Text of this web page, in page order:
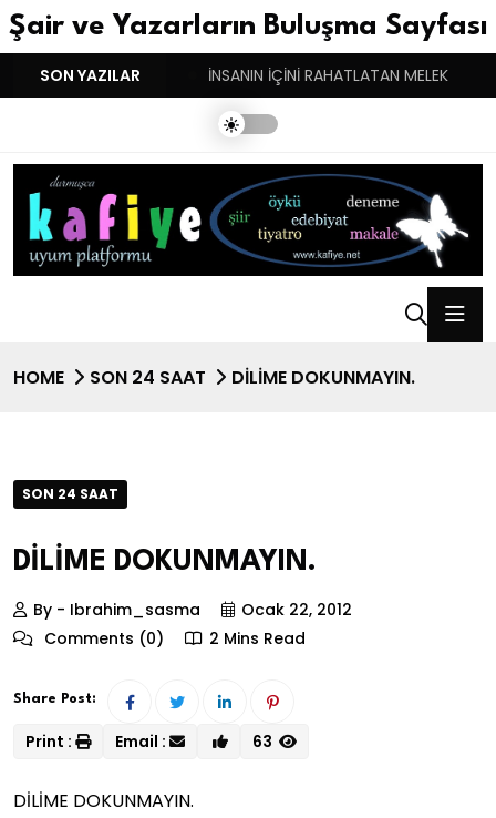
Şair ve Yazarların Buluşma Sayfası
SON YAZILAR
BASARINDIR! İNSANIN İÇİNİ RAHATLATAN MELEK
HOME SON 24 SAAT DİLİME DOKUNMAYIN.
SON 24 SAAT
DİLİME DOKUNMAYIN.
By - Ibrahim_sasma
Ocak 22, 2012
Comments (0)
2 Mins Read
Share Post:
Print : Email : 63
DİLİME DOKUNMAYIN.